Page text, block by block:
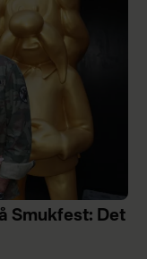
Smukfest: Det